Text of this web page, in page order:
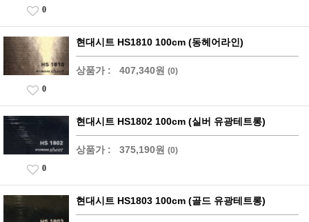
0
현대시트 HS1810 100cm (동헤어라인)
상품가 : 407,340원 (0)
0
현대시트 HS1802 100cm (실버 유광테트롱)
상품가 : 375,190원 (0)
0
현대시트 HS1803 100cm (골드 유광테트롱)